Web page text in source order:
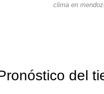
clima en
del